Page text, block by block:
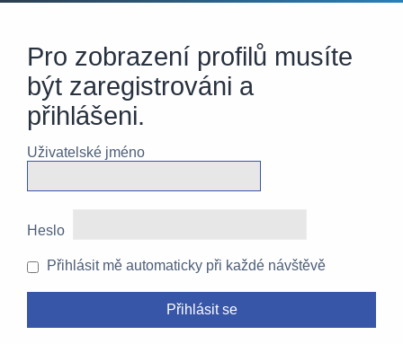
Pro zobrazení profilů musíte
být zaregistrováni a
přihlášeni.
Uživatelské jméno
Heslo
Přihlásit mě automaticky při každé návštěvě